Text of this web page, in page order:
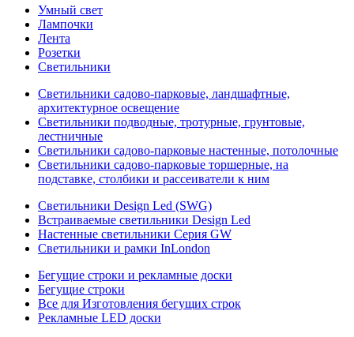
Умный свет
Лампочки
Лента
Розетки
Светильники
Светильники садово-парковые, ландшафтные,
архитектурное освещение
Светильники подводные, тротурные, грунтовые,
лестничные
Светильники садово-парковые настенные, потолочные
Светильники садово-парковые торшерные, на
подставке, столбики и рассеиватели к ним
Светильники Design Led (SWG)
Встраиваемые светильники Design Led
Настенные светильники Серия GW
Светильники и рамки InLondon
Бегущие строки и рекламные доски
Бегущие строки
Все для Изготовления бегущих строк
Рекламные LED доски